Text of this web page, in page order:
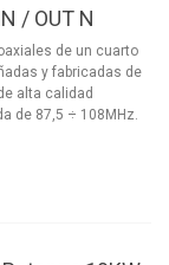
/ OUT N
de un cuarto
y fabricadas de
alta calidad
de 87,5 ÷ 108MHz.